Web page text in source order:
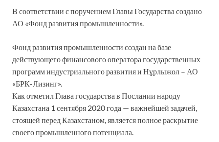
В соответствии с поручением Главы Государства создано
АО «Фонд развития промышленности».
Фонд развития промышленности создан на базе
действующего финансового оператора государственных
программ индустриального развития и Нұрлыжол – АО
«БРК-Лизинг».
Как отметил Глава государства в Послании народу
Казахстана 1 сентября 2020 года — важнейшей задачей,
стоящей перед Казахстаном, является полное раскрытие
своего промышленного потенциала.